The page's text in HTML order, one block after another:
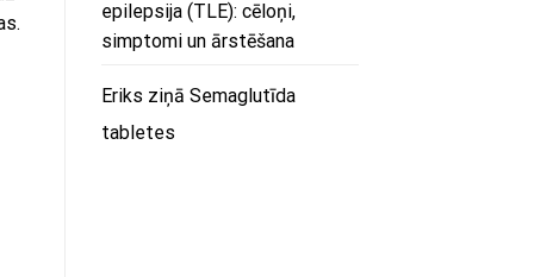
epilepsija (TLE): cēloņi,
simptomi un ārstēšana
Eriks ziņā Semaglutīda
tabletes